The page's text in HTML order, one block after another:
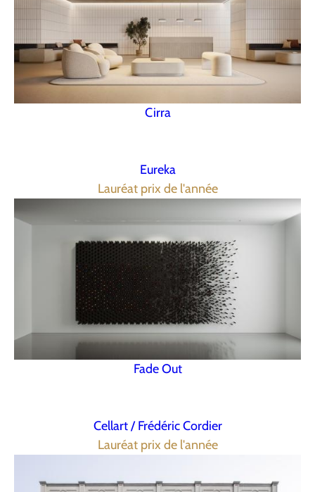
Cirra
Eureka
Lauréat prix de l'année
Fade Out
Cellart / Frédéric Cordier
Lauréat prix de l'année